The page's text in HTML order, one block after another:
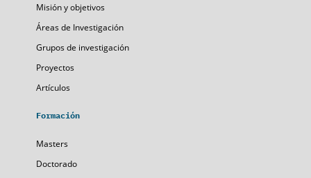
Misión y objetivos
Áreas de Investigación
Grupos de investigación
Proyectos
Artículos
Formación
Masters
Doctorado